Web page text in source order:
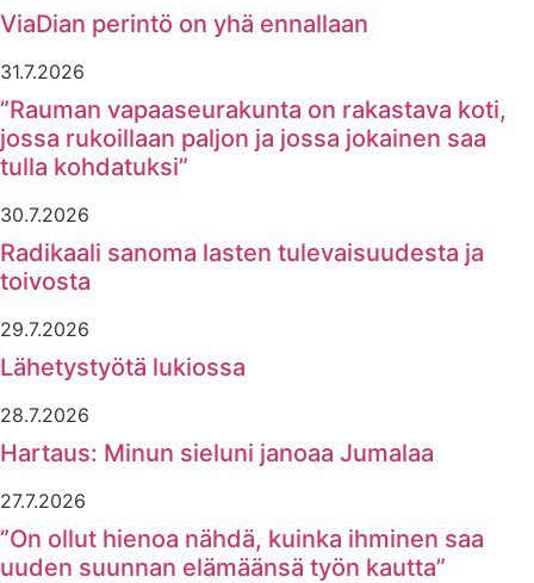
ViaDian perintö on yhä ennallaan
31.7.2026
”Rauman vapaaseurakunta on rakastava koti,
jossa rukoillaan paljon ja jossa jokainen saa
tulla kohdatuksi”
30.7.2026
Radikaali sanoma lasten tulevaisuudesta ja
toivosta
29.7.2026
Lähetystyötä lukiossa
28.7.2026
Hartaus: Minun sieluni janoaa Jumalaa
27.7.2026
”On ollut hienoa nähdä, kuinka ihminen saa
uuden suunnan elämäänsä työn kautta”